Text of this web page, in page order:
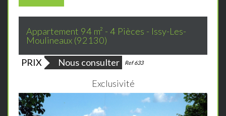
Appartement 94 m² - 4 Pièces - Issy-Les-
Moulineaux (92130)
PRIX
Nous consulter Ref 633
Bien vendu
Exclusivité